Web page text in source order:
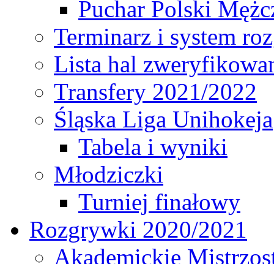
Puchar Polski
Terminarz i system
Lista hal
Transfery 2021/2022
Śląska Liga Unihokeja
Tabela i wyniki
Młodziczki
Turniej finałowy
Rozgrywki 2020/2021
Akademickie